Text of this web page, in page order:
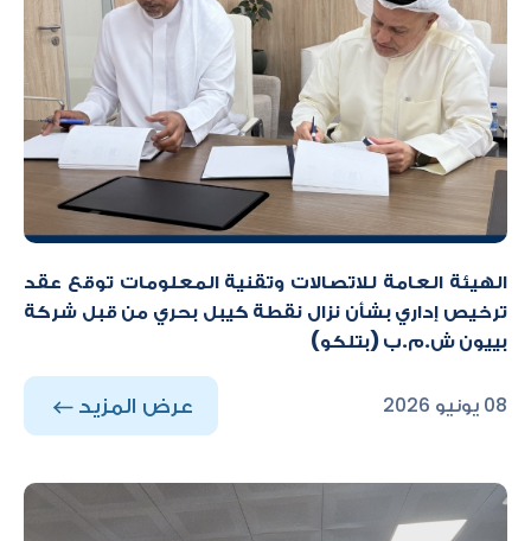
الهيئة العامة للاتصالات وتقنية المعلومات توقع عقد
ترخيص إداري بشأن نزال نقطة كيبل بحري من قبل شركة
بييون ش.م.ب (بتلكو)
08 يونيو 2026 عرض المزيد